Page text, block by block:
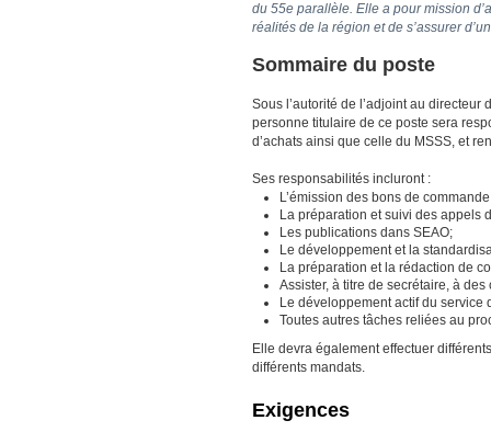
du 55e parallèle. Elle a pour mission
réalités de la région et de s’assurer
Sommaire du poste
Sous l’autorité de l’adjoint au
personne titulaire de ce poste sera
d’achats ainsi que celle du MSSS, et
Ses responsabilités incluront :
L’émission des bons de
La préparation et suivi des appels
Les publications dans SEAO;
Le développement et la
La préparation et la rédaction de
Assister, à titre de secrétaire, à
Le développement actif du service
Toutes autres tâches reliées au
Elle devra également effectuer
différents mandats.
Exigences